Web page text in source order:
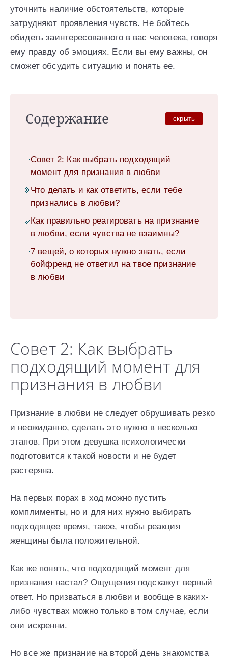
уточнить наличие обстоятельств, которые
затрудняют проявления чувств. Не бойтесь
обидеть заинтересованного в вас человека, говоря
ему правду об эмоциях. Если вы ему важны, он
сможет обсудить ситуацию и понять ее.
Содержание скрыть
Совет 2: Как выбрать подходящий
момент для признания в любви
Что делать и как ответить, если тебе
признались в любви?
Как правильно реагировать на признание
в любви, если чувства не взаимны?
7 вещей, о которых нужно знать, если
бойфренд не ответил на твое признание
в любви
Совет 2: Как выбрать
подходящий момент для
признания в любви
Признание в любви не следует обрушивать резко
и неожиданно, сделать это нужно в несколько
этапов. При этом девушка психологически
подготовится к такой новости и не будет
растеряна.
На первых порах в ход можно пустить
комплименты, но и для них нужно выбирать
подходящее время, такое, чтобы реакция
женщины была положительной.
Как же понять, что подходящий момент для
признания настал? Ощущения подскажут верный
ответ. Но призваться в любви и вообще в каких-
либо чувствах можно только в том случае, если
они искренни.
Но все же признание на второй день знакомства